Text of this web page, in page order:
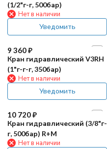
(1/2"г-г, 500бар)
Нет в наличии
Уведомить
9 360₽
Кран гидравлический V3RH
(1"г-г-г, 350бар)
Нет в наличии
Уведомить
10 720₽
Кран гидравлический (3/8"г-
г, 500бар) R+M
Нет в наличии